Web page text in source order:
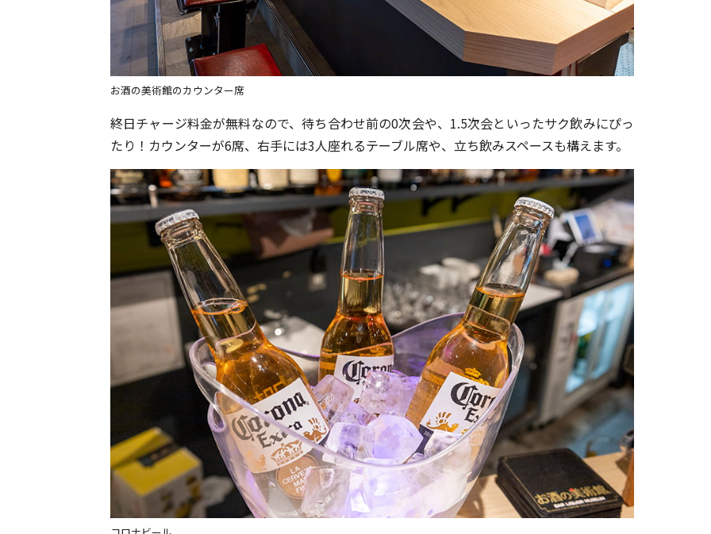
お酒の美術館のカウンター席
終日チャージ料金が無料なので、待ち合わせ前の0次会や、1.5次会といったサク飲みにぴっ
たり！カウンターが6席、右手には3人座れるテーブル席や、立ち飲みスペースも構えます。